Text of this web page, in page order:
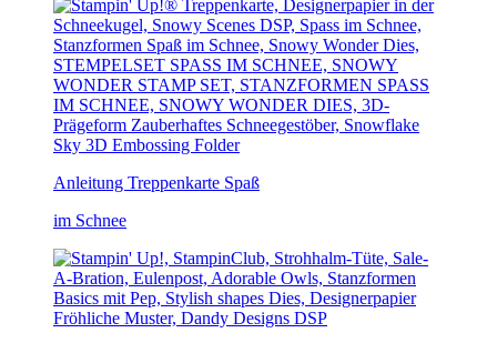
Anleitung Treppenkarte Spaß
im Schnee